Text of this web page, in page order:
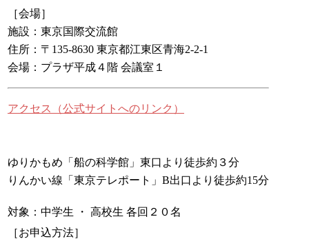
［会場］
施設：東京国際交流館
住所：〒135-8630 東京都江東区青海2-2-1
会場：プラザ平成４階 会議室１
アクセス（公式サイトへのリンク）
ゆりかもめ「船の科学館」東口より徒歩約３分
りんかい線「東京テレポート」B出口より徒歩約15分
対象：中学生 ・ 高校生 各回２０名
［お申込方法］